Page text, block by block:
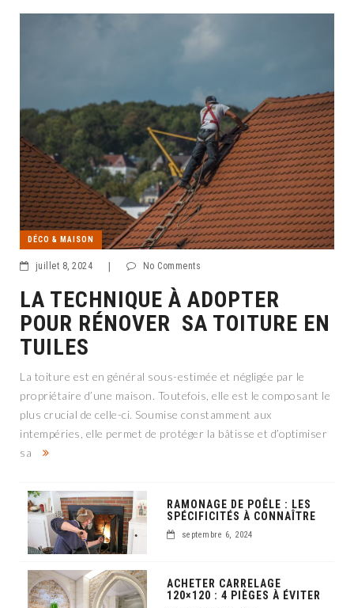
DÉCO & MAISON
juillet 8, 2024 No Comments
LA TECHNIQUE À ADOPTER
POUR RÉNOVER SA TOITURE EN
TUILES
La toiture est en général sous-estimée et négligée par le
propriétaire d’une maison. Toutefois, elle est le composant le
plus crucial de celle-ci. Soumise constamment aux
intempéries, elle permet de protéger la bâtisse et d’optimiser
sa
RAMONAGE DE POÊLE : LES
SPÉCIFICITÉS À CONNAÎTRE
septembre 6, 2024
ACHETER CARRELAGE
120×120 : 4 PIÈGES À ÉVITER